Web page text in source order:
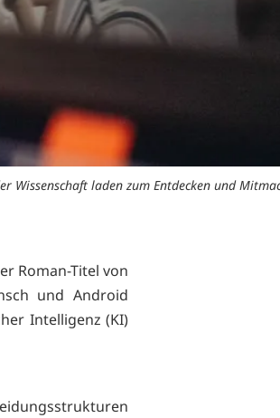
Wissenschaft laden zum Entdecken und
Roman-Titel von
und Android
Intelligenz (KI)